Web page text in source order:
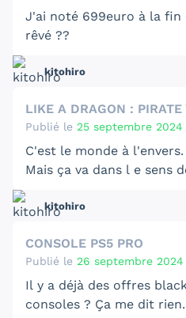
J'ai noté 699euro à la fin
rêvé ??
kitohiro
Publié le 25 septembre 2024
C'est le monde à l'envers.
Mais ça va dans l e sens
on pénalise ceux qui
offrant aux premiers un
pour un jeu démat.
kitohiro
CONSOLE PS5 PRO
Publié le 26 septembre
Il y a déjà des offres
consoles ? Ça me dit rien.